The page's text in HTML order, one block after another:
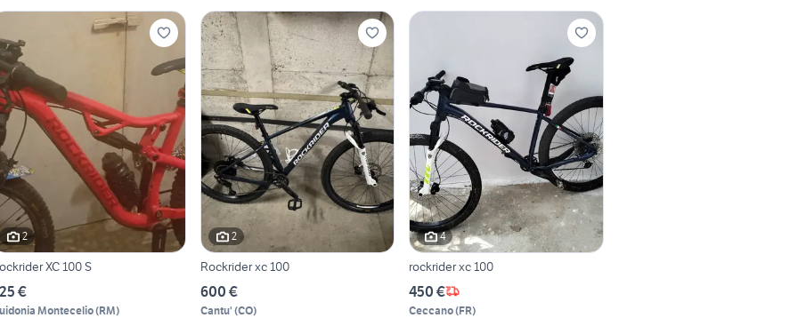
2
XC 100 S
€
Montecelio(RM)
2
Rockrider xc 100
600 €
Cantu' (CO)
4
rockrider xc 100
450 €
Ceccano(FR)